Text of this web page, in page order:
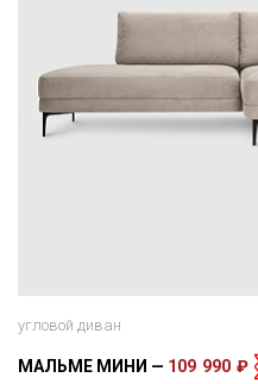
угловой диван
МАЛЬМЕ МИНИ 109 990 ₽